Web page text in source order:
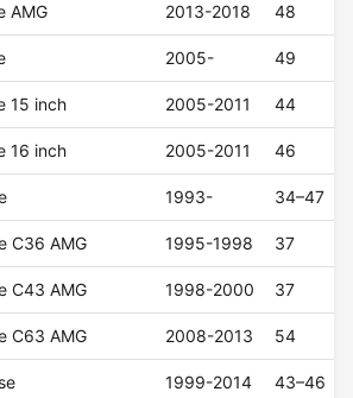
AMG 2013-2018 48
2005- 49
15 inch 2005-2011 44
16 inch 2005-2011 46
1993- 34–47
C36 AMG 1995-1998 37
C43 AMG 1998-2000 37
C63 AMG 2008-2013 54
1999-2014 43–46